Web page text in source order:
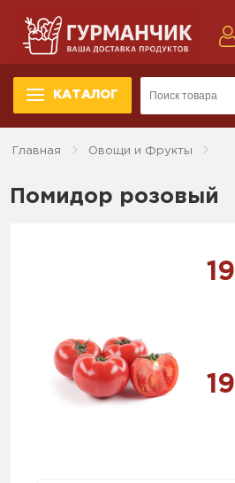
КАТАЛОГ
Главная Овощи и Фрукты
Помидор розовый